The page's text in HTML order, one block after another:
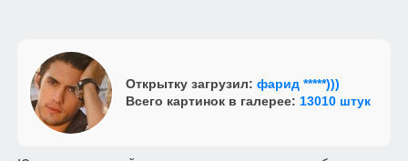
Открытку загрузил: фарид *****)))
Всего картинок в галерее: 13010 штук